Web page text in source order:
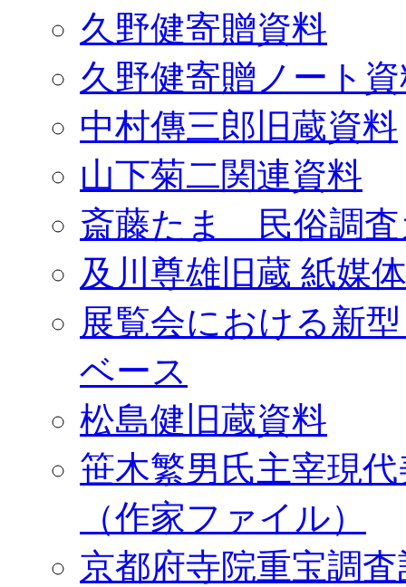
久野健寄贈資料
久野健寄贈ノート
中村傳三郎旧蔵資料
山下菊二関連資料
斎藤たま 民俗調査
及川尊雄旧蔵 紙媒
展覧会における新
ベース
松島健旧蔵資料
笹木繁男氏主宰現
（作家ファイル）
京都府寺院重宝調